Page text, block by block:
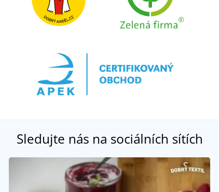
Sledujte nás na sociálních sítích